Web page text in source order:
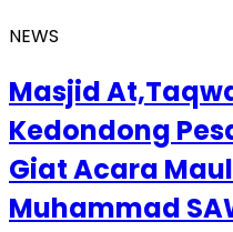
NEWS
Masjid
Kedondong
Giat Acara
Muhammad